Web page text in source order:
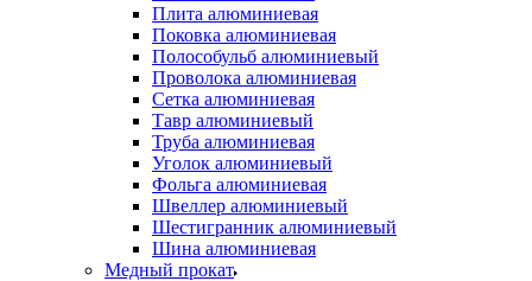
Плита алюминиевая
Поковка алюминиевая
Полособульб алюминиевый
Проволока алюминиевая
Сетка алюминиевая
Тавр алюминиевый
Труба алюминиевая
Уголок алюминиевый
Фольга алюминиевая
Швеллер алюминиевый
Шестигранник алюминиевый
Шина алюминиевая
Медный прокат